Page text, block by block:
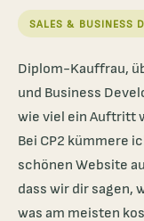
SALES & BUSINESS
Diplom-Kauffrau,
und Business
wie viel ein Auftritt
Bei CP2 kümmere
schönen Website
dass wir dir sagen,
was am meisten